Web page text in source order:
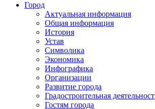
Город
Актуальная информация
Общая информация
История
Устав
Символика
Экономика
Инфографика
Организации
Развитие города
Градостроительная
Гостям города